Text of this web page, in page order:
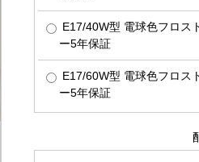
E17/40W型 電球色フロス
ー5年保証
E17/60W型 電球色フロス
ー5年保証